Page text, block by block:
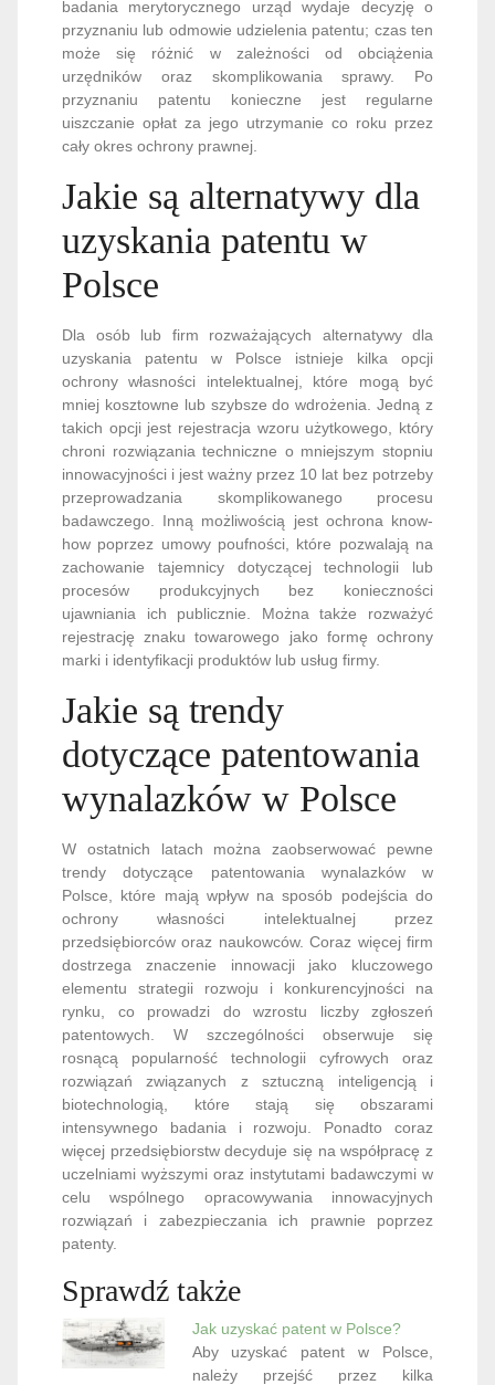
badania merytorycznego urząd wydaje decyzję o
przyznaniu lub odmowie udzielenia patentu; czas ten
może się różnić w zależności od obciążenia
urzędników oraz skomplikowania sprawy. Po
przyznaniu patentu konieczne jest regularne
uiszczanie opłat za jego utrzymanie co roku przez
cały okres ochrony prawnej.
Jakie są alternatywy dla
uzyskania patentu w
Polsce
Dla osób lub firm rozważających alternatywy dla
uzyskania patentu w Polsce istnieje kilka opcji
ochrony własności intelektualnej, które mogą być
mniej kosztowne lub szybsze do wdrożenia. Jedną z
takich opcji jest rejestracja wzoru użytkowego, który
chroni rozwiązania techniczne o mniejszym stopniu
innowacyjności i jest ważny przez 10 lat bez potrzeby
przeprowadzania skomplikowanego procesu
badawczego. Inną możliwością jest ochrona know-
how poprzez umowy poufności, które pozwalają na
zachowanie tajemnicy dotyczącej technologii lub
procesów produkcyjnych bez konieczności
ujawniania ich publicznie. Można także rozważyć
rejestrację znaku towarowego jako formę ochrony
marki i identyfikacji produktów lub usług firmy.
Jakie są trendy
dotyczące patentowania
wynalazków w Polsce
W ostatnich latach można zaobserwować pewne
trendy dotyczące patentowania wynalazków w
Polsce, które mają wpływ na sposób podejścia do
ochrony własności intelektualnej przez
przedsiębiorców oraz naukowców. Coraz więcej firm
dostrzega znaczenie innowacji jako kluczowego
elementu strategii rozwoju i konkurencyjności na
rynku, co prowadzi do wzrostu liczby zgłoszeń
patentowych. W szczególności obserwuje się
rosnącą popularność technologii cyfrowych oraz
rozwiązań związanych z sztuczną inteligencją i
biotechnologią, które stają się obszarami
intensywnego badania i rozwoju. Ponadto coraz
więcej przedsiębiorstw decyduje się na współpracę z
uczelniami wyższymi oraz instytutami badawczymi w
celu wspólnego opracowywania innowacyjnych
rozwiązań i zabezpieczania ich prawnie poprzez
patenty.
Sprawdź także
Jak uzyskać patent w Polsce?
Aby uzyskać patent w Polsce,
należy przejść przez kilka